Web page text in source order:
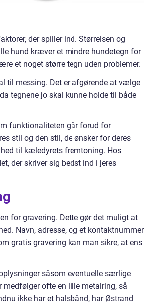
der spiller ind. Størrelsen og
hund kræver et mindre hundetegn for
et noget større tegn uden problemer.
til messing. Det er afgørende at vælge
tegnene jo skal kunne holde til både
funktionaliteten går forud for
stil og den stil, de ønsker for deres
til kæledyrets fremtoning. Hos
der skriver sig bedst ind i jeres
for gravering. Dette gør det muligt at
Navn, adresse, og et kontaktnummer
gratis gravering kan man sikre, at ens
såsom eventuelle særlige
medfølger ofte en lille metalring, så
ikke har et halsbånd, har Østrand